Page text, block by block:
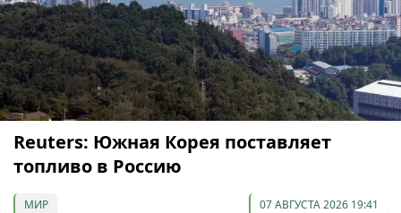
Reuters: Южная Корея поставляет
топливо в Россию
МИР 07 АВГУСТА 2026 19:41